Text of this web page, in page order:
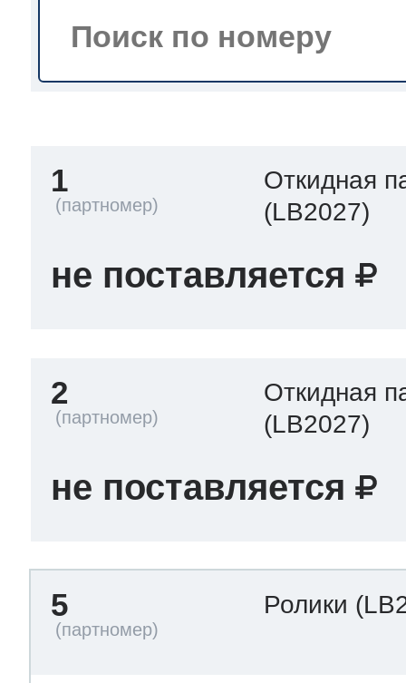
по уходу
холод.камер
1
Откидная
(LB2027)
не поставляется
2
Откидная
(LB2027)
не поставляется
5 Ролики